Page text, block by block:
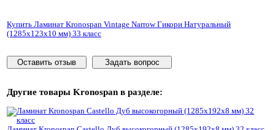
Купить Ламинат Kronospan Vintage Narrow Гикори Натуральный
(1285x123x10 мм) 33 класс
Оставить отзыв Задать вопрос
Другие товары Kronospan в разделе: